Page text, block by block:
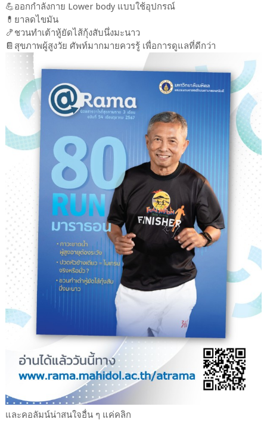
💪ออกกำลังกาย Lower body แบบใช้อุปกรณ์
💊ยาลดไขมัน
🍤ชวนทำเต้าหู้ยัดไส้กุ้งสับนึ่งมะนาว
📔สุขภาพผู้สูงวัย ศัพท์มากมายควรรู้ เพื่อการดูแลที่ดีกว่า
และคอลัมน์น่าสนใจอื่น ๆ แค่คลิก